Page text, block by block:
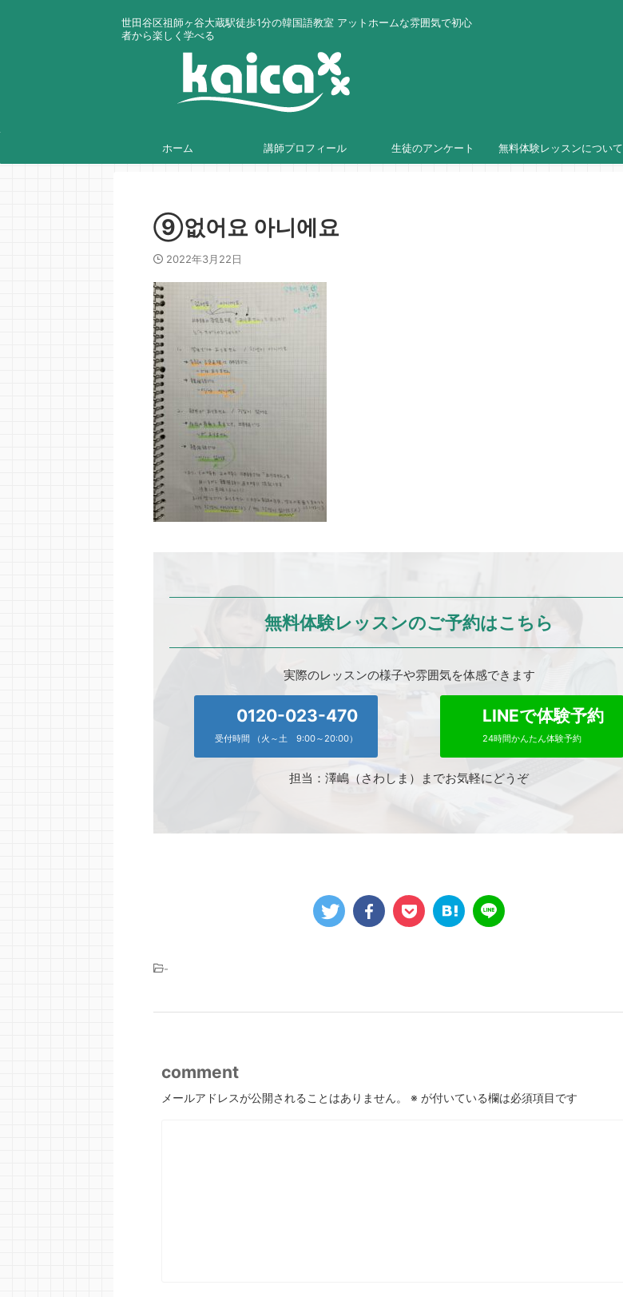
世田谷区祖師ヶ谷大蔵駅徒歩1分の韓国語教室 アットホームな雰囲気で初心
者から楽しく学べる
ホーム 講師プロフィール 生徒のアンケート 無料体験レッスンについて
⑨없어요 아니에요
2022年3月22日
無料体験レッスンのご予約はこちら
実際のレッスンの様子や雰囲気を体感できます
0120-023-470
受付時間 （火～土 9:00～20:00）
LINEで体験予約
24時間かんたん体験予約
担当：澤嶋（さわしま）までお気軽にどうぞ
-
comment
メールアドレスが公開されることはありません。 ※ が付いている欄は必須項目です